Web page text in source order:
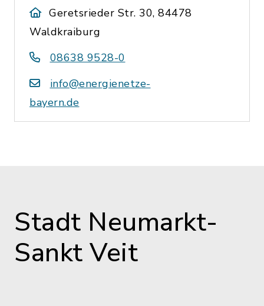
Geretsrieder Str. 30, 84478
Waldkraiburg
08638 9528-0
info@energienetze-
bayern.de
Stadt Neumarkt-
Sankt Veit